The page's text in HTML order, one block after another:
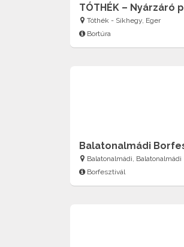
TÓTHÉK – Nyárzáró
Tóthék - Síkhegy, Eger
Bortúra
Balatonalmádi
Balatonalmádi, Balatonalmádi
Borfesztivál